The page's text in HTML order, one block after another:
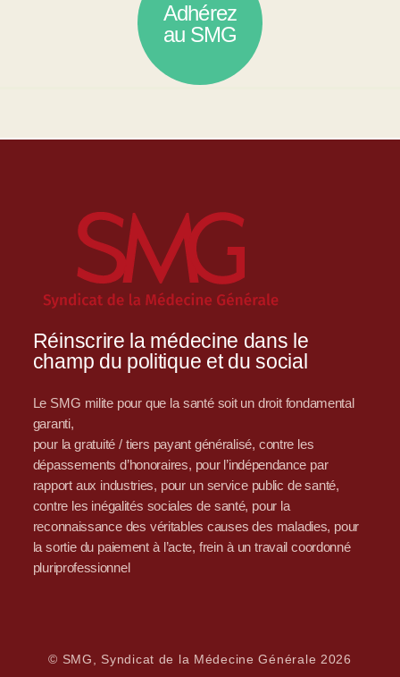
Adhérez
au SMG
Réinscrire la médecine dans le
champ du politique et du social
Le SMG milite pour que la santé soit un droit fondamental
garanti,
pour la gratuité / tiers payant généralisé, contre les
dépassements d’honoraires, pour l’indépendance par
rapport aux industries, pour un service public de santé,
contre les inégalités sociales de santé, pour la
reconnaissance des véritables causes des maladies, pour
la sortie du paiement à l’acte, frein à un travail coordonné
pluriprofessionnel
© SMG, Syndicat de la Médecine Générale 2026